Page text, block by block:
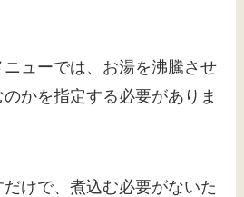
ニューでは、お湯を沸騰させ
かを指定する必要がありま
けで、煮込む必要がないた